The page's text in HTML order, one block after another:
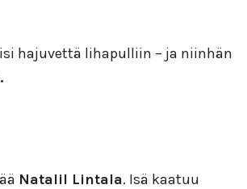
hajuvettä lihapulliin – ja niinhän
Natalil Lintala. Isä kaatuu